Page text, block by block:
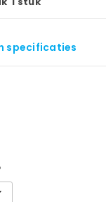
specificaties